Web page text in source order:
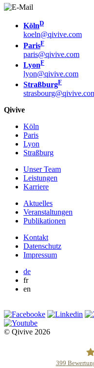
KölnD
koeln@qivive.com
ParisF
paris@qivive.com
LyonF
lyon@qivive.com
StraßburgF
Qivive
Köln
Paris
Lyon
Straßburg
Unser Team
Leistungen
Karriere
Aktuelles
Veranstaltungen
Publikationen
Kontakt
Datenschutz
Impressum
de
fr
en
© Qivive 2026
399